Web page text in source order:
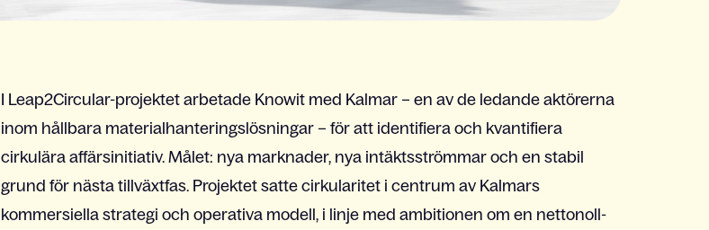
I Leap2Circular-projektet arbetade Knowit med Kalmar – en av de ledande aktörerna
inom hållbara materialhanteringslösningar – för att identifiera och kvantifiera
cirkulära affärsinitiativ. Målet: nya marknader, nya intäktsströmmar och en stabil
grund för nästa tillväxtfas. Projektet satte cirkularitet i centrum av Kalmars
kommersiella strategi och operativa modell, i linje med ambitionen om en nettonoll-